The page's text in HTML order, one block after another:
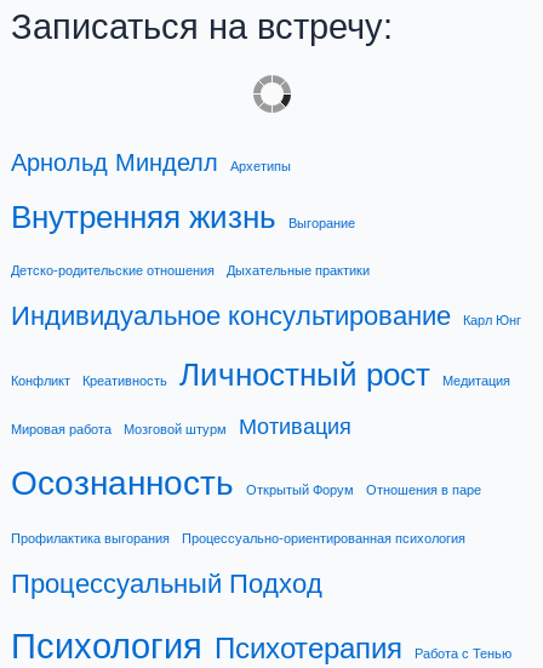
Записаться на встречу:
Арнольд Минделл Архетипы
Внутренняя жизнь Выгорание
Детско-родительские отношения Дыхательные практики
Индивидуальное консультирование Карл Юнг
Конфликт Креативность Личностный рост Медитация
Мировая работа Мозговой штурм Мотивация
Осознанность Открытый Форум Отношения в паре
Профилактика выгорания Процессуально-ориентированная психология
Процессуальный Подход
Психология Психотерапия Работа с Тенью